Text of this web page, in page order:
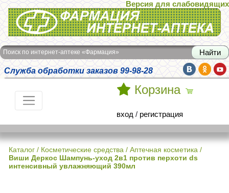
Интернет-аптека Фармация
Версия для слабовидящих
Поиск по интернет-аптеке «Фармация»
Служба обработки заказов 99-98-28
Корзина
вход / регистрация
Каталог / Косметические средства / Аптечная косметика /
Виши Деркос Шампунь-уход 2в1 против перхоти ds
интенсивный увлажняющий 390мл